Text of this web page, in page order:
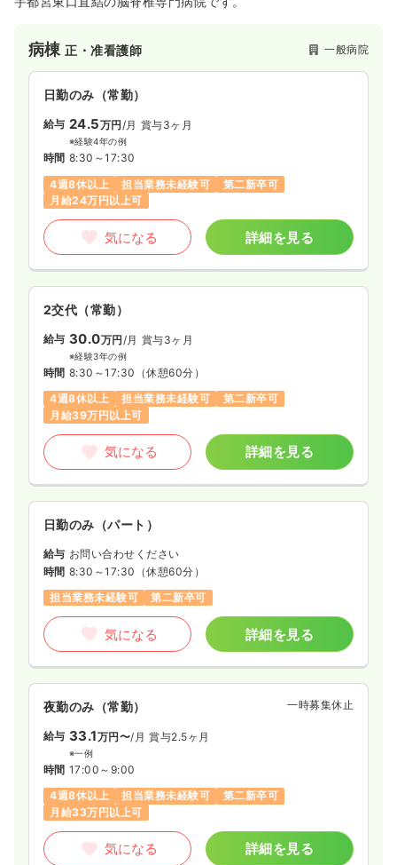
病棟正・准看護師 一般病院
日勤のみ（常勤）
給与 24.5万円/月 賞与3ヶ月
※経験4年の例
時間 8:30～17:30
4週8休以上
担当業務未経験可
第二新卒可
月給24万円以上可
気になる 詳細を見る
2交代（常勤）
給与 30.0万円/月 賞与3ヶ月
※経験3年の例
時間 8:30～17:30 （休憩60分）
4週8休以上
担当業務未経験可
第二新卒可
月給39万円以上可
気になる 詳細を見る
日勤のみ（パート）
給与 お問い合わせください
時間 8:30～17:30 （休憩60分）
担当業務未経験可
第二新卒可
気になる 詳細を見る
夜勤のみ（常勤） 一時募集休止
給与 33.1万円〜/月 賞与2.5ヶ月
※一例
時間 17:00～9:00
4週8休以上
担当業務未経験可
第二新卒可
月給33万円以上可
気になる 詳細を見る